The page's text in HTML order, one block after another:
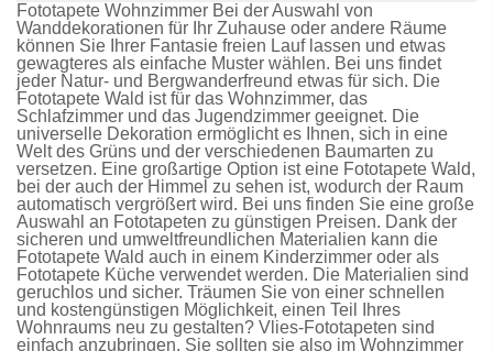
Fototapete Wohnzimmer Bei der Auswahl von
Wanddekorationen für Ihr Zuhause oder andere Räume
können Sie Ihrer Fantasie freien Lauf lassen und etwas
gewagteres als einfache Muster wählen. Bei uns findet
jeder Natur- und Bergwanderfreund etwas für sich. Die
Fototapete Wald ist für das Wohnzimmer, das
Schlafzimmer und das Jugendzimmer geeignet. Die
universelle Dekoration ermöglicht es Ihnen, sich in eine
Welt des Grüns und der verschiedenen Baumarten zu
versetzen. Eine großartige Option ist eine Fototapete Wald,
bei der auch der Himmel zu sehen ist, wodurch der Raum
automatisch vergrößert wird. Bei uns finden Sie eine große
Auswahl an Fototapeten zu günstigen Preisen. Dank der
sicheren und umweltfreundlichen Materialien kann die
Fototapete Wald auch in einem Kinderzimmer oder als
Fototapete Küche verwendet werden. Die Materialien sind
geruchlos und sicher. Träumen Sie von einer schnellen
und kostengünstigen Möglichkeit, einen Teil Ihres
Wohnraums neu zu gestalten? Vlies-Fototapeten sind
einfach anzubringen. Sie sollten sie also im Wohnzimmer